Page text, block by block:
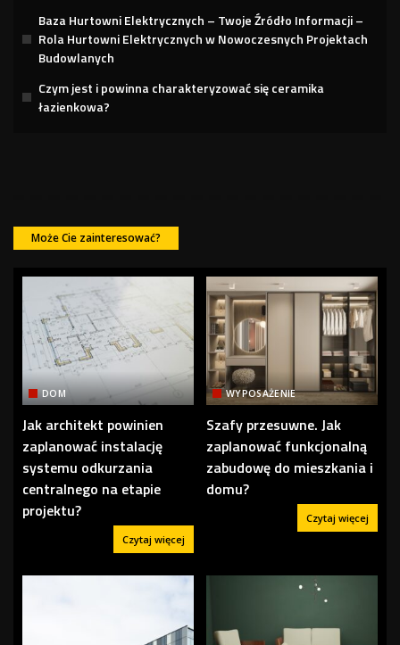
Baza Hurtowni Elektrycznych – Twoje Źródło Informacji –
Rola Hurtowni Elektrycznych w Nowoczesnych Projektach
Budowlanych
Czym jest i powinna charakteryzować się ceramika
łazienkowa?
Może Cie zainteresować?
DOM
Jak architekt powinien
zaplanować instalację
systemu odkurzania
centralnego na etapie
projektu?
Czytaj więcej
WYPOSAŻENIE
Szafy przesuwne. Jak
zaplanować funkcjonalną
zabudowę do mieszkania i
domu?
Czytaj więcej